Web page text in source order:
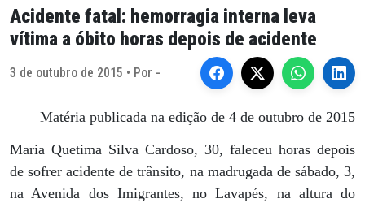
Acidente fatal: hemorragia interna leva
vítima a óbito horas depois de acidente
3 de outubro de 2015 • Por -
Matéria publicada na edição de 4 de outubro de 2015
Maria Quetima Silva Cardoso, 30, faleceu horas depois
de sofrer acidente de trânsito, na madrugada de sábado, 3,
na Avenida dos Imigrantes, no Lavapés, na altura do